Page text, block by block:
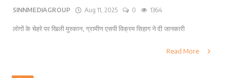
SINNMEDIAGROUP Aug 11, 2025 0 1364
लोगों के चेहरे पर खिली मुस्कान, ग्रामीण एसपी विक्रम सिहाग ने दी जानकारी
Read More